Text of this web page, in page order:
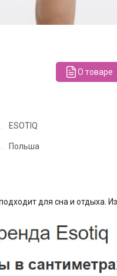
О товаре
ESOTIQ
Польша
для сна и отдыха.